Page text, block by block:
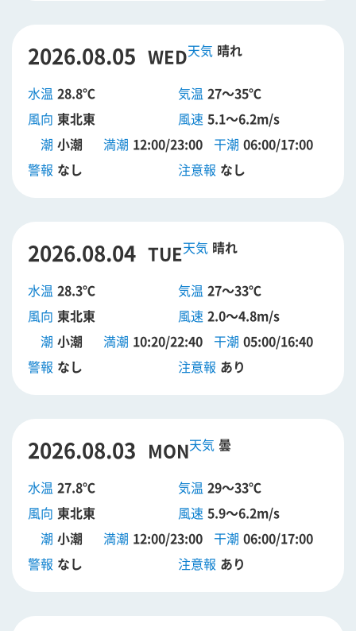
2026.08.05 WED 晴れ
水温 28.8℃ 気温 27～35℃
風向 東北東 風速 5.1～6.2m/s
潮 小潮 満潮 12:00/23:00 干潮 06:00/17:00
警報 なし 注意報 なし
2026.08.04 TUE 晴れ
水温 28.3℃ 気温 27～33℃
風向 東北東 風速 2.0～4.8m/s
潮 小潮 満潮 10:20/22:40 干潮 05:00/16:40
警報 なし 注意報 あり
2026.08.03 MON 曇
水温 27.8℃ 気温 29～33℃
風向 東北東 風速 5.9～6.2m/s
潮 小潮 満潮 12:00/23:00 干潮 06:00/17:00
警報 なし 注意報 あり